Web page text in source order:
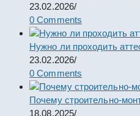
23.02.2026/
0 Comments
Нужно ли проходить
23.02.2026/
0 Comments
Почему строительно-
18.08.2025/